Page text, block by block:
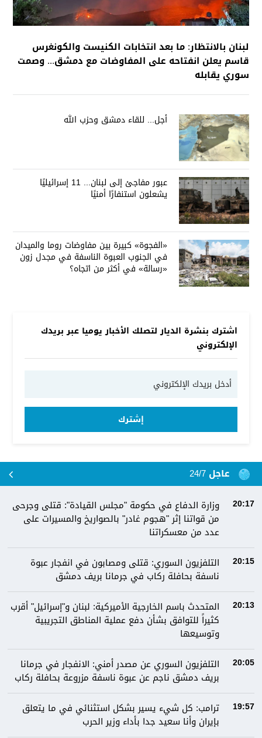
لبنان بالانتظار: ما بعد انتخابات الكنيست والكونغرس
قاسم يعلن انفتاحه على المفاوضات مع دمشق... وصمت
سوري يقابله
أجل... للقاء دمشق وحزب الله
عبور مفاجئ إلى لبنان... 11 إسرائيليًا
يشعلون استنفارًا أمنيًا
«الفجوة» كبيرة بين مفاوضات روما والميدان
في الجنوب العبوة الناسفة في مجدل زون
«رسالة» في أكثر من اتجاه؟
اشترك بنشرة الديار لتصلك الأخبار يوميا عبر بريدك
الإلكتروني
إشترك
عاجل 24/7
20:17
وزارة الدفاع في حكومة "مجلس القيادة": قتلى وجرحى
من قواتنا إثر "هجوم غادر" بالصواريخ والمسيرات على
عدد من معسكراتنا
20:15
التلفزيون السوري: قتلى ومصابون في انفجار عبوة
ناسفة بحافلة ركاب في جرمانا بريف دمشق
20:13
المتحدث باسم الخارجية الأميركية: لبنان و"إسرائيل" أقرب
كثيراً للتوافق بشأن دفع عملية المناطق التجريبية
وتوسيعها
20:05
التلفزيون السوري عن مصدر أمني: الانفجار في جرمانا
بريف دمشق ناجم عن عبوة ناسفة مزروعة بحافلة ركاب
19:57
ترامب: كل شيء يسير بشكل استثنائي في ما يتعلق
بإيران وأنا سعيد جدا بأداء وزير الحرب